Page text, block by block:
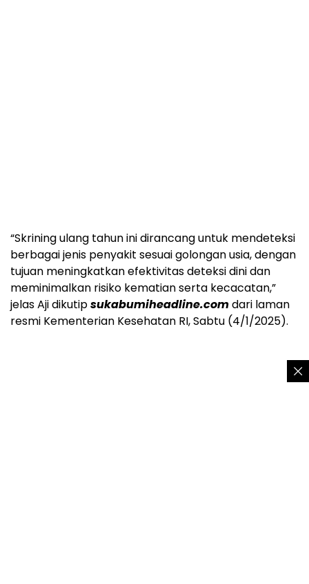
“Skrining ulang tahun ini dirancang untuk mendeteksi
berbagai jenis penyakit sesuai golongan usia, dengan
tujuan meningkatkan efektivitas deteksi dini dan
meminimalkan risiko kematian serta kecacatan,”
jelas Aji dikutipsukabumiheadline.comdari laman
resmi Kementerian Kesehatan RI, Sabtu (4/1/2025).